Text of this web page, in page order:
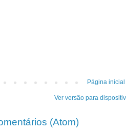
Página inicial
Ver versão para
(Atom)